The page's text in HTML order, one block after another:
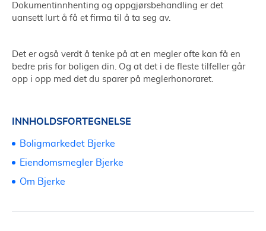
Dokumentinnhenting og oppgjørsbehandling er det
uansett lurt å få et firma til å ta seg av.
Det er også verdt å tenke på at en megler ofte kan få en
bedre pris for boligen din. Og at det i de fleste tilfeller går
opp i opp med det du sparer på meglerhonoraret.
INNHOLDSFORTEGNELSE
Boligmarkedet Bjerke
Eiendomsmegler Bjerke
Om Bjerke